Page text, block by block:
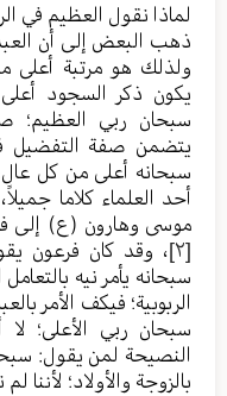
لماذا نقول العظيم في
ذهب البعض إلى أن
ولذلك هو مرتبة أعلى
يكون ذكر السجود
سبحان ربي العظيم؛
يتضمن صفة التفضيل
سبحانه أعلى من كل
أحد العلماء كلاما
موسى وهارون (ع) إلى
[٢]
، وقد كان فرعون
سبحانه يأمر نيه
الربوبية؛ فيكف الأمر
سبحان ربي الأعلى؛
النصيحة لمن يقول:
بالزوجة والأولاد؛ لأننا